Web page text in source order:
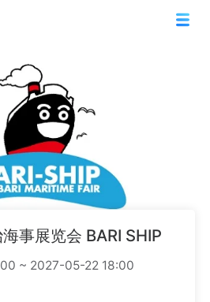
事展览会 BARI SHIP
~ 2027-05-22 18:00